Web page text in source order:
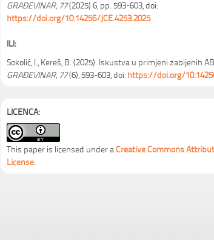
GRAĐEVINAR, 77(2025) 6, pp. 593-603, doi:
https://doi.org/10.14256/JCE.4253.2025
ILI:
Sokolić, I., Kereš, B. (2025). Iskustva u primjeni zabijenih
GRAĐEVINAR, 77(6), 593-603, doi:https://doi.org/
LICENCA:
This paper is licensed under aCreative Commons
License